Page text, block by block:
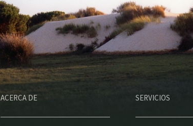
ACERCA DE SERVICIOS